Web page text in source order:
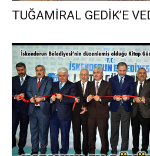
TUĞAMİRAL GEDİK’E